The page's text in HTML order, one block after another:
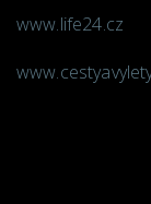
www.life24.cz